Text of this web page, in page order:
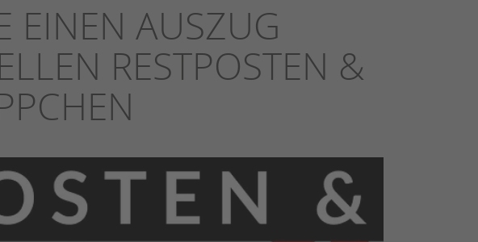
EINEN AUSZUG
RESTPOSTEN &